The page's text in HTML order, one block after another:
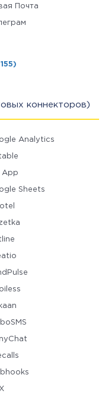
Почта
коннекторов)
Analytics
App
Sheets